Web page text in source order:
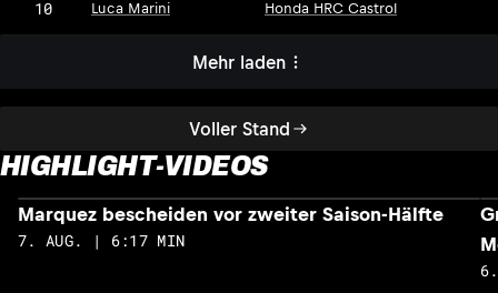
Voller Stand
10 Luca Marini Honda HRC Castrol
Mehr laden
HIGHLIGHT-VIDEOS
Marquez bescheiden vor zweiter Saison-Hälfte
7. AUG. | 6:17 MIN